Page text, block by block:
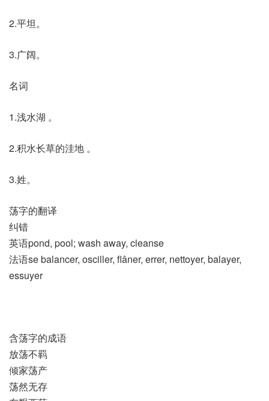
2.平坦。
3.广阔。
名词
1.浅水湖 。
2.积水长草的洼地 。
3.姓。
荡字的翻译
纠错
英语pond, pool; wash away, cleanse
法语se balancer, osciller, flâner, errer, nettoyer, balayer,
essuyer
含荡字的成语
放荡不羁
倾家荡产
荡然无存